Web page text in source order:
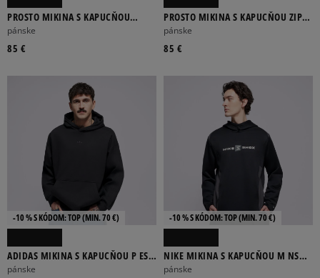
PROSTO MIKINA S KAPUCŇOU
HOODIE WEAR THE STREET BLACK
pánske
85 €
PROSTO MIKINA S KAPUCŇOU ZIP
HOODIE P RIM BLACK
pánske
85 €
-10 % S KÓDOM: TOP (MIN. 70 €)
ADIDAS MIKINA S KAPUCŇOU P ESS
HD
pánske
-10 % S KÓDOM: TOP (MIN. 70 €)
NIKE MIKINA S KAPUCŇOU M NSW
SHOX
pánske